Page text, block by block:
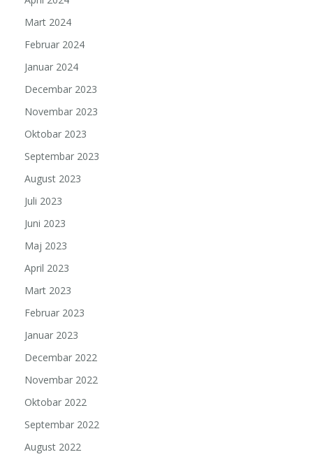
Mart 2024
Februar 2024
Januar 2024
Decembar 2023
Novembar 2023
Oktobar 2023
Septembar 2023
August 2023
Juli 2023
Juni 2023
Maj 2023
April 2023
Mart 2023
Februar 2023
Januar 2023
Decembar 2022
Novembar 2022
Oktobar 2022
Septembar 2022
August 2022